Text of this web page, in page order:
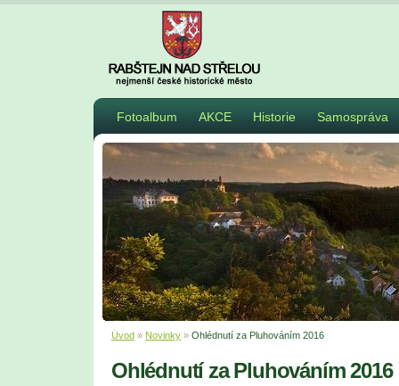
Fotoalbum AKCE Historie Samospráva
Úvod » Novinky » Ohlédnutí za Pluhováním 2016
Ohlédnutí za Pluhováním 2016